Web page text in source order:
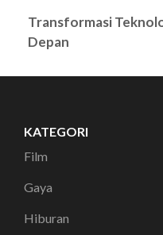
Transformasi
Depan
KATEGORI
Film
Gaya
Hiburan